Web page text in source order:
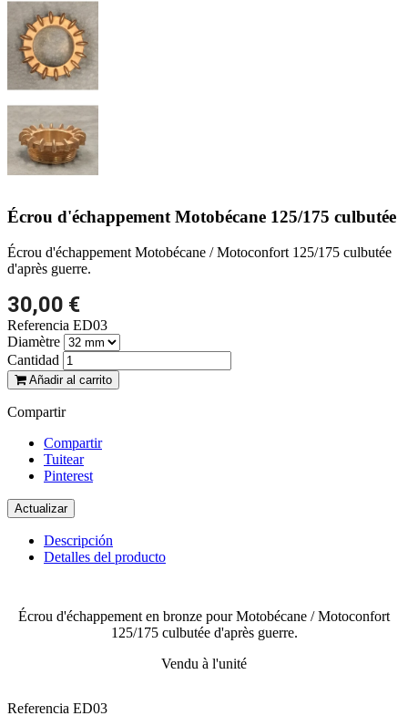
Écrou d'échappement Motobécane 125/175 culbutée
Écrou d'échappement Motobécane / Motoconfort 125/175 culbutée
d'après guerre.
30,00 €
Referencia ED03
Diamètre
Cantidad
Añadir al carrito
Compartir
Compartir
Tuitear
Pinterest
Descripción
Detalles del producto
Écrou d'échappement en bronze pour Motobécane / Motoconfort
125/175 culbutée d'après guerre.
Vendu à l'unité
Referencia ED03